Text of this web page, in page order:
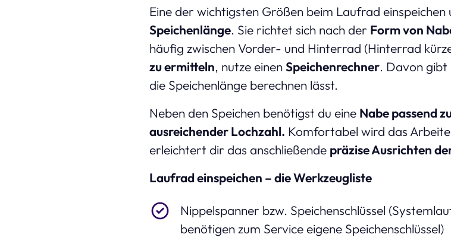
Eine der wichtigsten Größen beim Laufrad einspeichen
Speichenlänge. Sie richtet sich nach der Form von
häufig zwischen Vorder- und Hinterrad (Hinterrad
zu ermitteln, nutze einenSpeichenrechner. Davon gibt
die Speichenlänge berechnen lässt.
Neben den Speichen benötigst du eine Nabe passend
ausreichender Lochzahl. Komfortabel wird das
erleichtert dir das anschließende präzise Ausrichten
Laufrad einspeichen – die Werkzeugliste
Nippelspanner bzw. Speichenschlüssel
benötigen zum Service eigene Speichenschlüssel)